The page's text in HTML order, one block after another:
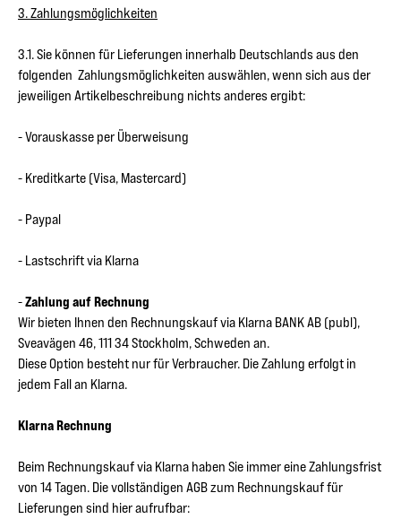
3. Zahlungsmöglichkeiten
3.1. Sie können für Lieferungen innerhalb Deutschlands aus den
folgenden Zahlungsmöglichkeiten auswählen, wenn sich aus der
jeweiligen Artikelbeschreibung nichts anderes ergibt:
- Vorauskasse per Überweisung
- Kreditkarte (Visa, Mastercard)
- Paypal
- Lastschrift via Klarna
-Zahlung auf Rechnung
Wir bieten Ihnen den Rechnungskauf via Klarna BANK AB (publ),
Sveavägen 46, 111 34 Stockholm, Schweden an.
Diese Option besteht nur für Verbraucher. Die Zahlung erfolgt in
jedem Fall an Klarna.
Klarna Rechnung
Beim Rechnungskauf via Klarna haben Sie immer eine Zahlungsfrist
von 14 Tagen. Die vollständigen AGB zum Rechnungskauf für
Lieferungen sind hier aufrufbar: